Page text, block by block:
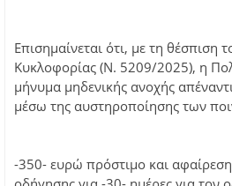
Επισημαίνεται ότι, με τη θέσπιση
Κυκλοφορίας (Ν. 5209/2025), η
μήνυμα μηδενικής ανοχής
μέσω της αυστηροποίησης των
-350- ευρώ πρόστιμο και αφαίρεση